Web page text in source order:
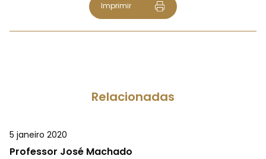
Imprimir
Relacionadas
5 janeiro 2020
Professor José Machado